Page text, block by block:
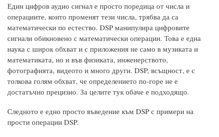
Един цифров аудио сигнал е просто поредица от числа и
операциите, които променят тези числа, трябва да са
математически по естество. DSP манипулира цифровите
сигнали обикновено с математически операции. Това е една
наука с широк обхват и с приложения не само в музиката и
математиката, но и във физиката, инженерството,
фотографията, видеото и много други. DSP, всъщност, е с
толкова голям обхват, че определението по-горе не е
достатъчно прецизно. За целите тук обаче е подходящо.
Следното е едно просто въведение към DSP с примери на
прости операции DSP.